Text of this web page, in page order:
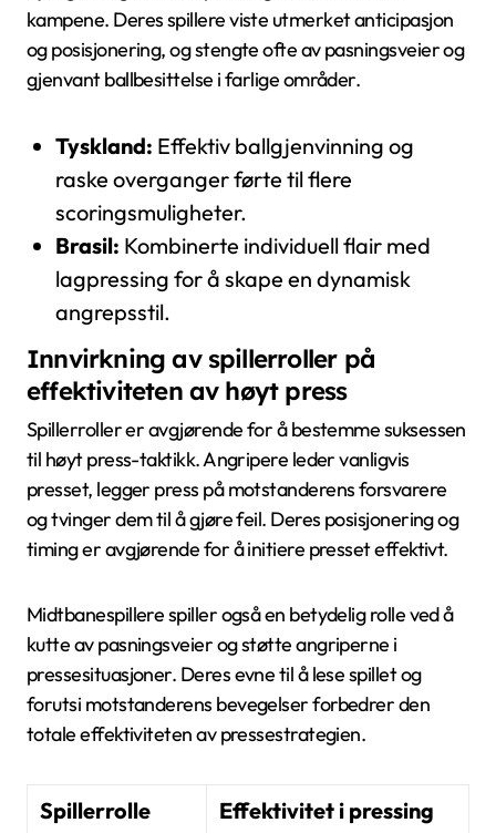
kampene. Deres spillere viste utmerket anticipasjon
og posisjonering, og stengte ofte av pasningsveier og
gjenvant ballbesittelse i farlige områder.
Tyskland: Effektiv ballgjenvinning og
raske overganger førte til flere
scoringsmuligheter.
Brasil: Kombinerte individuell flair med
lagpressing for å skape en dynamisk
angrepsstil.
Innvirkning av spillerroller på
effektiviteten av høyt press
Spillerroller er avgjørende for å bestemme suksessen
til høyt press-taktikk. Angripere leder vanligvis
presset, legger press på motstanderens forsvarere
og tvinger dem til å gjøre feil. Deres posisjonering og
timing er avgjørende for å initiere presset effektivt.
Midtbanespillere spiller også en betydelig rolle ved å
kutte av pasningsveier og støtte angriperne i
pressesituasjoner. Deres evne til å lese spillet og
forutsi motstanderens bevegelser forbedrer den
totale effektiviteten av pressestrategien.
Spillerrolle Effektivitet i pressing